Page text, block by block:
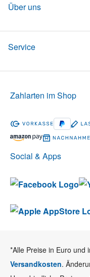
Über uns
Service
Social & Apps
Zahlarten im Shop
*Alle Preise in Euro und
Versandkosten.